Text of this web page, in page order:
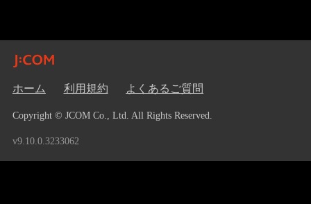
ホーム 利用規約 よくあるご質問
Copyright © JCOM Co., Ltd. All Rights Reserved.
v9.10.0.3233062